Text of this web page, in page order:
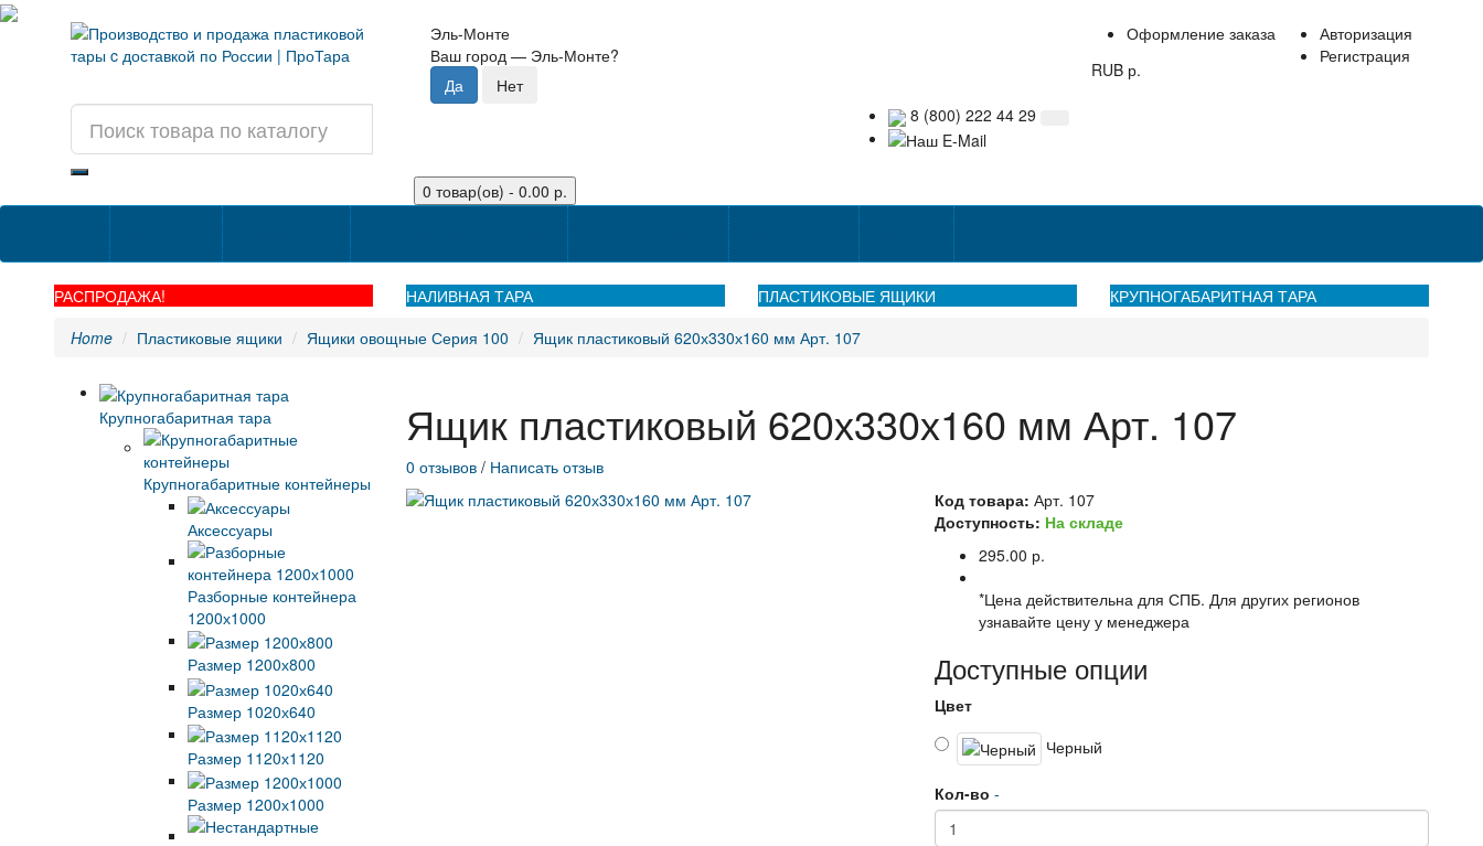
Эль-Монте
Ваш город — Эль-Монте?
Авторизация
Регистрация
Оформление заказа
RUB р.
8 (800) 222 44 29
0 товар(ов) - 0.00 р.
РАСПРОДАЖА! НАЛИВНАЯ ТАРА ПЛАСТИКОВЫЕ ЯЩИКИ
КРУПНОГАБАРИТНАЯ ТАРА
Home
Пластиковые ящики Ящики овощные Серия 100 Ящик пластиковый 620х330х160 мм Арт. 107
Крупногабаритная тара
Крупногабаритные контейнеры
Аксессуары
Разборные контейнера
1200х1000
Размер 1200х800
Размер 1020х640
Размер 1120х1120
Размер 1200х1000
Ящик пластиковый 620х330х160 мм Арт. 107
0 отзывов/ Написать отзыв
Код товара: Арт. 107
Доступность: На складе
295.00 р.
*Цена действительна для СПБ. Для других регионов
узнавайте цену у менеджера
Доступные опции
Цвет
Черный
Кол-во -